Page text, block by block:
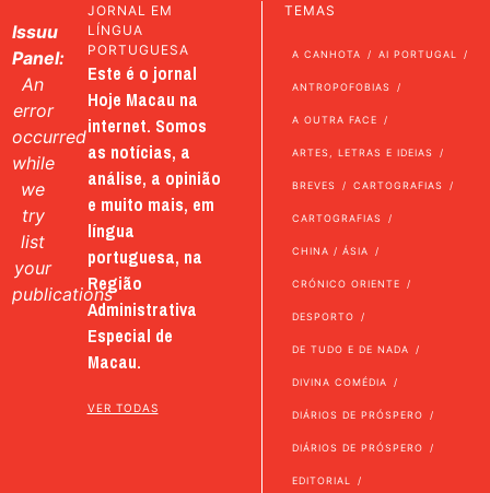
Issuu
Panel:
An
error
occurred
while
we
try
list
your
publications
JORNAL EM
LÍNGUA
PORTUGUESA
Este é o jornal
Hoje Macau na
internet. Somos
as notícias, a
análise, a opinião
e muito mais, em
língua
portuguesa, na
Região
Administrativa
Especial de
Macau.
VER TODAS
TEMAS
A CANHOTA AI PORTUGAL
ANTROPOFOBIAS
A OUTRA FACE
ARTES, LETRAS E IDEIAS
BREVES CARTOGRAFIAS
CARTOGRAFIAS
CHINA / ÁSIA
CRÓNICO ORIENTE
DESPORTO
DE TUDO E DE NADA
DIVINA COMÉDIA
DIÁRIOS DE PRÓSPERO
DIÁRIOS DE PRÓSPERO
EDITORIAL